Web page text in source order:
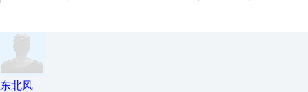
东北风